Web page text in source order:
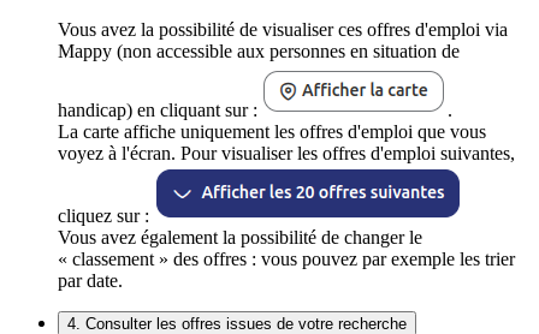
Vous avez la possibilité de visualiser ces offres d'emploi via
Mappy (non accessible aux personnes en situation de
handicap) en cliquant sur :
.
La carte affiche uniquement les offres d'emploi que vous
voyez à l'écran. Pour visualiser les offres d'emploi suivantes,
cliquez sur :
Vous avez également la possibilité de changer le
« classement » des offres : vous pouvez par exemple les trier
par date.
4. Consulter les offres issues de votre recherche